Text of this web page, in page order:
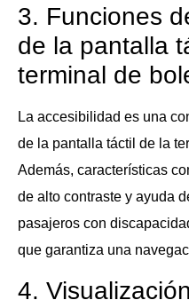
3. Funciones
de la pantalla
terminal de
La accesibilidad es una
de la pantalla táctil de la
Además, características
de alto contraste y ayuda
pasajeros con
que garantiza una
4.